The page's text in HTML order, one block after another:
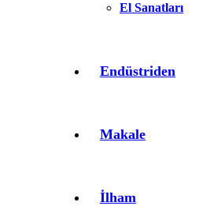
El Sanatları
Endüstriden
Makale
İlham